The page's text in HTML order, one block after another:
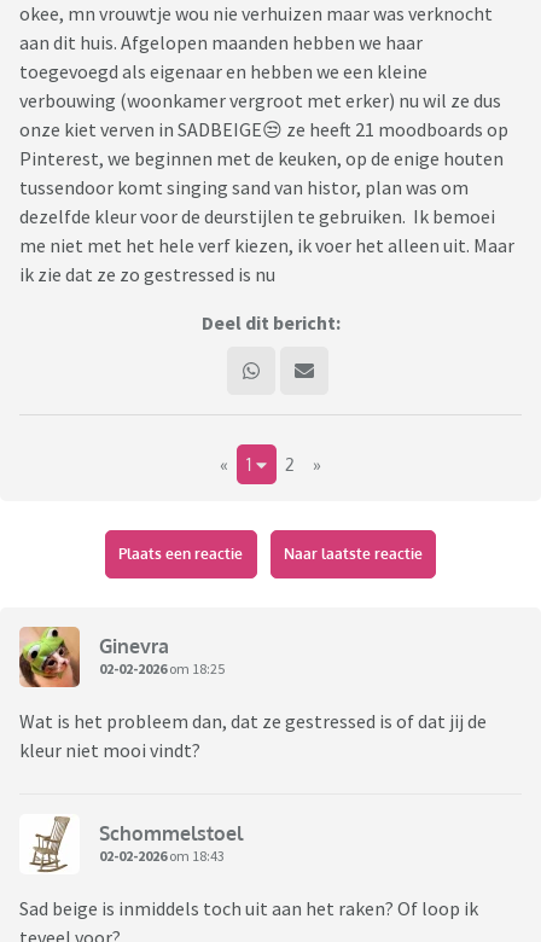
okee, mn vrouwtje wou nie verhuizen maar was verknocht
aan dit huis. Afgelopen maanden hebben we haar
toegevoegd als eigenaar en hebben we een kleine
verbouwing (woonkamer vergroot met erker) nu wil ze dus
onze kiet verven in SADBEIGE😒 ze heeft 21 moodboards op
Pinterest, we beginnen met de keuken, op de enige houten
tussendoor komt singing sand van histor, plan was om
dezelfde kleur voor de deurstijlen te gebruiken. Ik bemoei
me niet met het hele verf kiezen, ik voer het alleen uit. Maar
ik zie dat ze zo gestressed is nu
Deel dit bericht:
« 1 2 »
Plaats een reactie Naar laatste reactie
Ginevra
02-02-2026om 18:25
Wat is het probleem dan, dat ze gestressed is of dat jij de
kleur niet mooi vindt?
Schommelstoel
02-02-2026om 18:43
Sad beige is inmiddels toch uit aan het raken? Of loop ik